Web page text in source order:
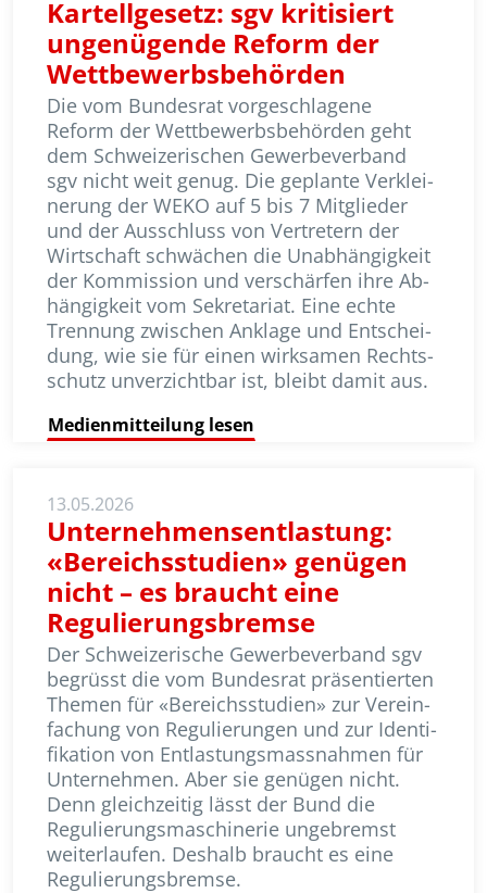
Kartellgesetz: sgv kritisiert
ungenügende Reform der
Wettbewerbsbehörden
Die vom Bundesrat vorgeschlagene
Reform der Wettbewerbsbehörden geht
dem Schweizerischen Gewerbeverband
sgv nicht weit genug. Die geplante Ver­klei­
ne­rung der WEKO auf 5 bis 7 Mitglieder
und der Aus­schluss von Vertretern der
Wirt­schaft schwächen die Unabhängigkeit
der Kom­mis­sion und verschärfen ihre Ab­
hängig­keit vom Sekretariat. Eine echte
Trennung zwischen Anklage und Ent­schei­
dung, wie sie für einen wirksamen Rechts­
schutz unverzichtbar ist, bleibt damit aus.
Medienmitteilung lesen
13.05.2026
Unternehmensentlastung:
«Bereichsstudien» genügen
nicht – es braucht eine
Regulierungsbremse
Der Schweizerische Gewerbeverband sgv
begrüsst die vom Bundesrat präsentierten
Themen für «Bereichsstudien» zur Ver­ein­
fachung von Regulierungen und zur Iden­ti­
fikation von Entlastungsmassnahmen für
Unternehmen. Aber sie genügen nicht.
Denn gleichzeitig lässt der Bund die
Regulierungsmaschinerie ungebremst
weiterlaufen. Deshalb braucht es eine
Regulierungsbremse.